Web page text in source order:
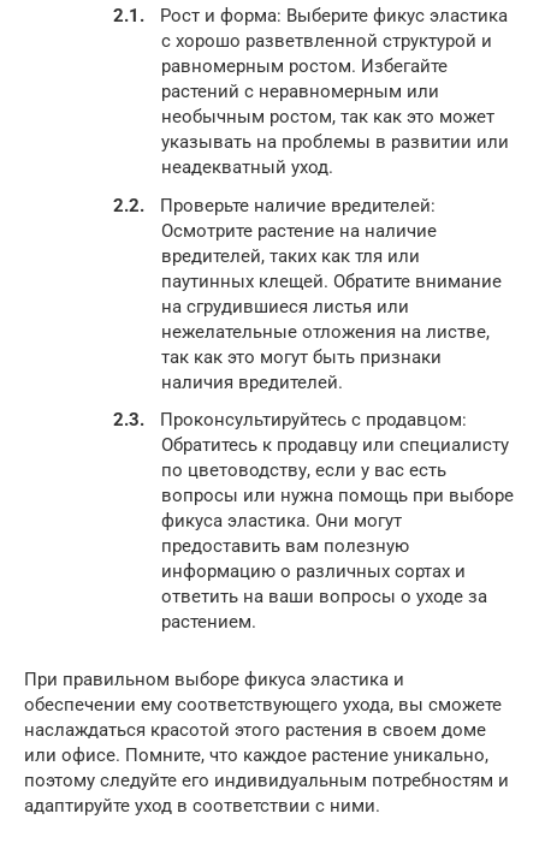
Рост и форма: Выберите фикус эластика
с хорошо разветвленной структурой и
равномерным ростом. Избегайте
растений с неравномерным или
необычным ростом, так как это может
указывать на проблемы в развитии или
неадекватный уход.
Проверьте наличие вредителей:
Осмотрите растение на наличие
вредителей, таких как тля или
паутинных клещей. Обратите внимание
на сгрудившиеся листья или
нежелательные отложения на листве,
так как это могут быть признаки
наличия вредителей.
Проконсультируйтесь с продавцом:
Обратитесь к продавцу или специалисту
по цветоводству, если у вас есть
вопросы или нужна помощь при выборе
фикуса эластика. Они могут
предоставить вам полезную
информацию о различных сортах и
ответить на ваши вопросы о уходе за
растением.
При правильном выборе фикуса эластика и
обеспечении ему соответствующего ухода, вы сможете
наслаждаться красотой этого растения в своем доме
или офисе. Помните, что каждое растение уникально,
поэтому следуйте его индивидуальным потребностям и
адаптируйте уход в соответствии с ними.